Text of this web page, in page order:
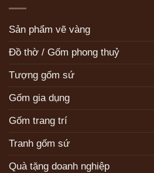
Sản phẩm vẽ vàng
Đồ thờ / Gốm phong thuỷ
Tượng gốm sứ
Gốm gia dụng
Gốm trang trí
Tranh gốm sứ
Quà tặng doanh nghiệp